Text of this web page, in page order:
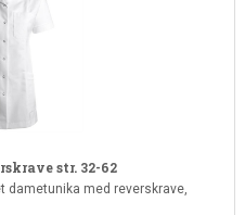
str. 32-62
dametunika med reverskrave,